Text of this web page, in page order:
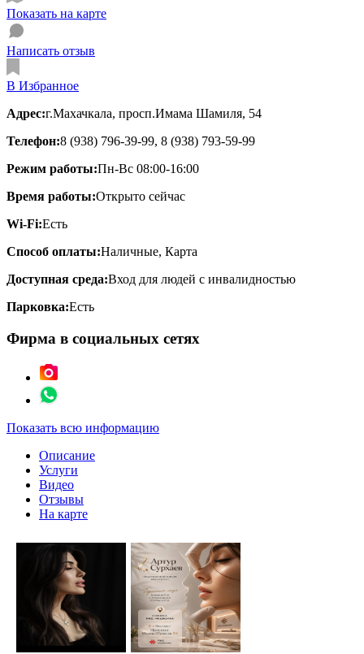
Показать на карте
Написать отзыв
В Избранное
Адрес:г.Махачкала, просп.Имама Шамиля, 54
Телефон:8 (938) 796-39-99, 8 (938) 793-59-99
Режим работы:Пн-Вс 08:00-16:00
Время работы:Открыто сейчас
Wi-Fi:Есть
Способ оплаты:Наличные, Карта
Доступная среда:Вход для людей с инвалидностью
Парковка:Есть
Фирма в социальных сетях
Показать всю информацию
Описание
Услуги
Видео
Отзывы
На карте